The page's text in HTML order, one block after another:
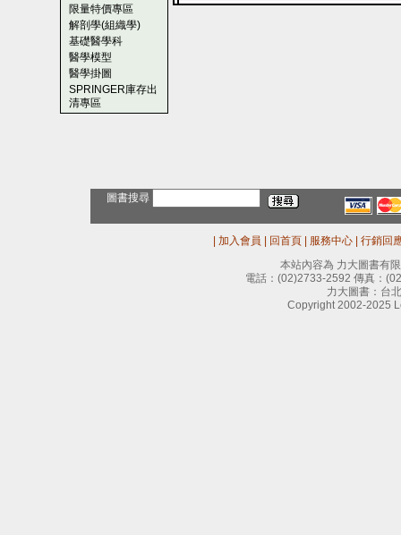
限量特價專區
解剖學(組織學)
基礎醫學科
醫學模型
醫學掛圖
SPRINGER庫存出
清專區
圖書搜尋
加入會員 回首頁 服務中心
行銷回
本站內容為 力大圖書有
電話： (02)2733-2592 傳真：
力大圖書：台
Copyright 2002-2025